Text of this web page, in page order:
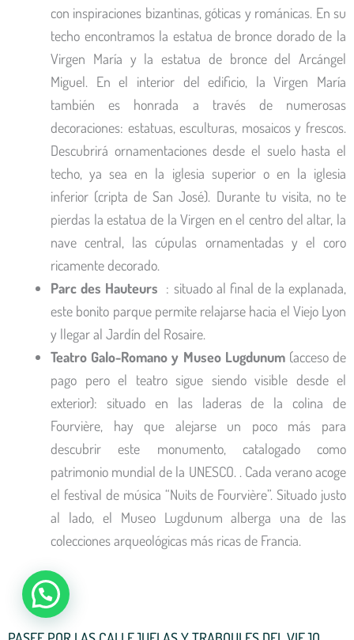
con inspiraciones bizantinas, góticas y románicas. En su
techo encontramos la estatua de bronce dorado de la
Virgen María y la estatua de bronce del Arcángel
Miguel. En el interior del edificio, la Virgen María
también es honrada a través de numerosas
decoraciones: estatuas, esculturas, mosaicos y frescos.
Descubrirá ornamentaciones desde el suelo hasta el
techo, ya sea en la iglesia superior o en la iglesia
inferior (cripta de San José). Durante tu visita, no te
pierdas la estatua de la Virgen en el centro del altar, la
nave central, las cúpulas ornamentadas y el coro
ricamente decorado.
Parc des Hauteurs : situado al final de la explanada,
este bonito parque permite relajarse hacia el Viejo Lyon
y llegar al Jardín del Rosaire.
Teatro Galo-Romano y Museo Lugdunum(acceso de
pago pero el teatro sigue siendo visible desde el
exterior): situado en las laderas de la colina de
Fourvière, hay que alejarse un poco más para
descubrir este monumento, catalogado como
patrimonio mundial de la UNESCO. . Cada verano acoge
el festival de música “Nuits de Fourvière”. Situado justo
al lado, el Museo Lugdunum alberga una de las
colecciones arqueológicas más ricas de Francia.